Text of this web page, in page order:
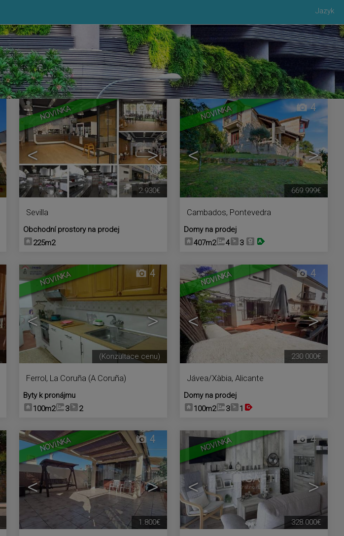
Jazyk
NOVINKA
< >
4
Sevilla
Obchodní prostory na prodej
225m2
2.930€
NOVINKA
< >
4
Cambados, Pontevedra
Domy na prodej
407m2
4 3
669.999€
NOVINKA
< >
4
Ferrol, La Coruña (A Coruña)
Byty k pronájmu
100m2
3 2
(Konzultace cenu)
NOVINKA
< >
4
Jávea/Xàbia, Alicante
Domy na prodej
100m2
3 1
230.000€
NOVINKA
< >
4
1.800€
NOVINKA
< >
4
328.000€